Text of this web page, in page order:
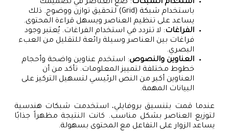
استخدام الشبكات: ضع العناصر في تصميمك
باستخدام شبكة (Grid) لتحقيق توازن ووضوح. ذلك
يساعد على تنظيم العناصر ويسهل قراءة المحتوى.
الفراغات: لا تتردد في استخدام الفراغات. يُعتبر وجود
فراغات بين العناصر وسيلة رائعة للتقليل من العبء
البصري.
العناوين والنصوص: استخدم عناوين واضحة وأحجام
خطوط مختلفة لتمييز المعلومات. تأكد من أن
العناوين أكبر من النص الرئيسي لتسهيل التركيز على
البيانات المهمة.
عندما قمت بتنسيق بروفايلي، استخدمت شبكات هندسية
لتوزيع العناصر بشكل مناسب. كانت النتيجة مظهراً جذابًا
يساعد الزوار على التفاعل مع المحتوى بسهولة.